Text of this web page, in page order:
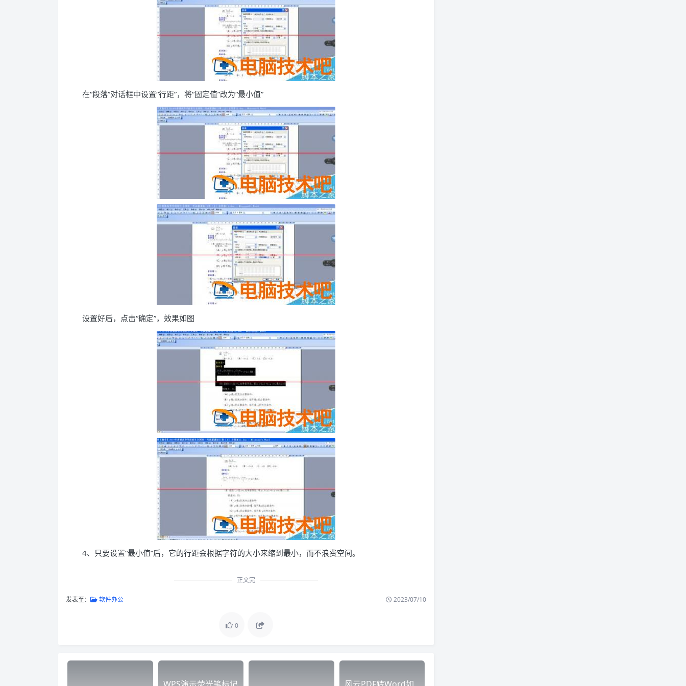
在“段落”对话框中设置“行距”，将“固定值”改为“最小值”
设置好后，点击“确定”，效果如图
4、只要设置“最小值”后，它的行距会根据字符的大小来缩到最小，而不浪费空间。
正文完
发表至： 软件办公 2023/07/10
0